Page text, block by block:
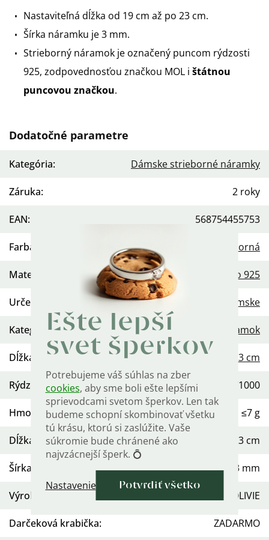
Ešte lepší
svet šperkov
Potrebujeme váš súhlas na zber
cookies, aby sme boli ešte lepšími
sprievodcami svetom šperkov. Len tak
budeme schopní skombinovať všetku
tú krásu, ktorú si zaslúžite. Vaše
súkromie bude chránené ako
najvzácnejší šperk. 💍
Nastavenie Potvrdiť všetko
Nastaviteľná dĺžka od 19 cm až po 23 cm.
Šírka náramku je 3 mm.
Strieborný náramok je označený puncom rýdzosti
925, zodpovednosťou značkou MOL i štátnou
puncovou značkou.
Dodatočné parametre
Kategória: Dámske strieborné náramky
Záruka: 2 roky
EAN: 568754455753
Farba Strieborná
Materiál Striebro 925
Určenie Dámske
Kategória: Náramok
Dĺžka retiazky 23 cm
Rýdzosť : Ag 925/1000
Hmotnosť: ≤7 g
Dĺžka 19 cm až 23 cm
Šírka 3 mm
Výrobca/Dovozca OLIVIE
Darčeková krabička: ZADARMO